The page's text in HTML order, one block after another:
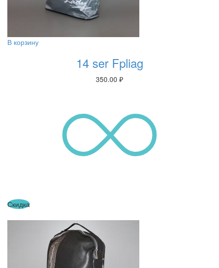
В корзину
14 ser Fpliag
350.00 ₽
Скидка